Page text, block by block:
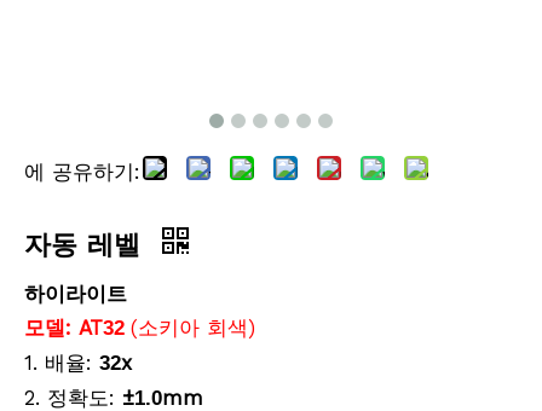
에 공유하기:
자동 레벨
하이라이트
모델: AT32 (소키아 회색)
1. 배율: 32x
2. 정확도: ±1.0mm